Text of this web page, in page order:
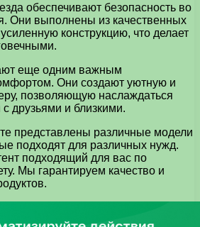
обеспечивают безопасность во
Они выполнены из качественных
конструкцию, что делает
еще одним важным
Они создают уютную и
позволяющую наслаждаться
друзьями и близкими.
представлены различные модели
подходят для различных нужд.
подходящий для вас по
Мы гарантируем качество и